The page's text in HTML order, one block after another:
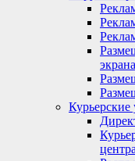
Курьерские